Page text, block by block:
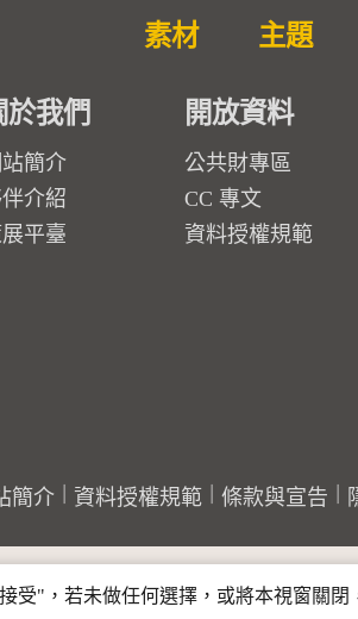
素材 主題
於我們
簡介
介紹
平臺
開放資料
公共財專區
CC 專文
資料授權規範
簡介 資料授權規範 條款與宣告
受"，若未做任何選擇，或將本視窗關